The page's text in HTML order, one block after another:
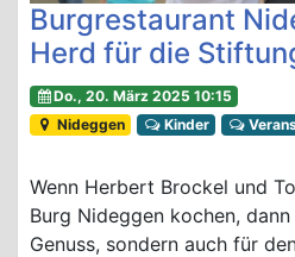
Burgrestaurant
Herd für die
Do., 20. März 2025 10:15
Nideggen
Kinder
Wenn Herbert Brockel und
Burg Nideggen kochen,
Genuss, sondern auch für